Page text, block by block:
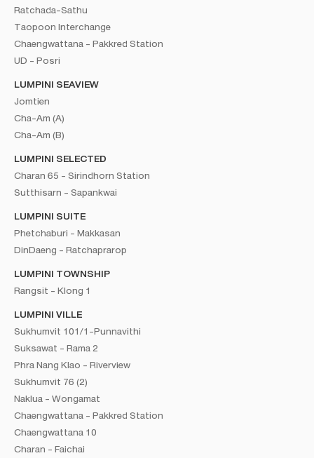
Ratchada-Sathu
Taopoon Interchange
Chaengwattana - Pakkred Station
UD - Posri
LUMPINI SEAVIEW
Jomtien
Cha-Am (A)
Cha-Am (B)
LUMPINI SELECTED
Charan 65 - Sirindhorn Station
Sutthisarn - Sapankwai
LUMPINI SUITE
Phetchaburi - Makkasan
DinDaeng - Ratchaprarop
LUMPINI TOWNSHIP
Rangsit - Klong 1
LUMPINI VILLE
Sukhumvit 101/1-Punnavithi
Suksawat - Rama 2
Phra Nang Klao - Riverview
Sukhumvit 76 (2)
Naklua - Wongamat
Chaengwattana - Pakkred Station
Chaengwattana 10
Charan - Faichai